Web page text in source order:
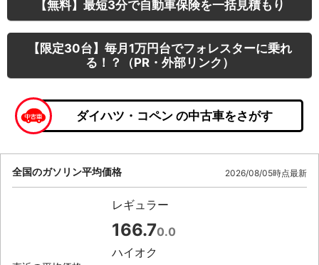
【無料】最短3分で自動車保険を一括見積もり
【限定30台】毎月1万円台でフォレスターに乗れ
る！？（PR・外部リンク）
ダイハツ・コペン の中古車をさがす
全国のガソリン平均価格 2026/08/05時点最新
レギュラー
166.70.0
ハイオク